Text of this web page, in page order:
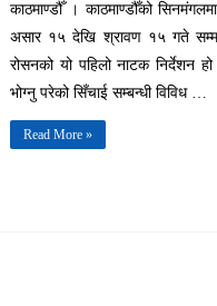
काठमाण्डौँ । काठमाण्डौँको
असार १५ देखि श्रावण १५ गते सम्म
रोसनको यो पहिलो नाटक निर्देशन
भोग्नु परेको सिँचाई सम्बन्धी विविध …
Read More »